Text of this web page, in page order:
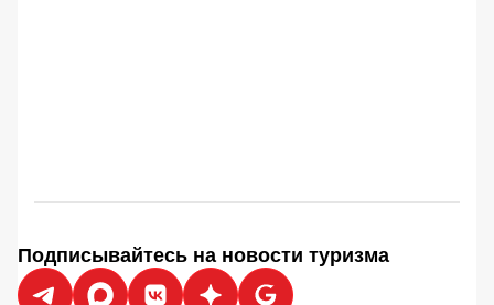
Подписывайтесь на новости туризма